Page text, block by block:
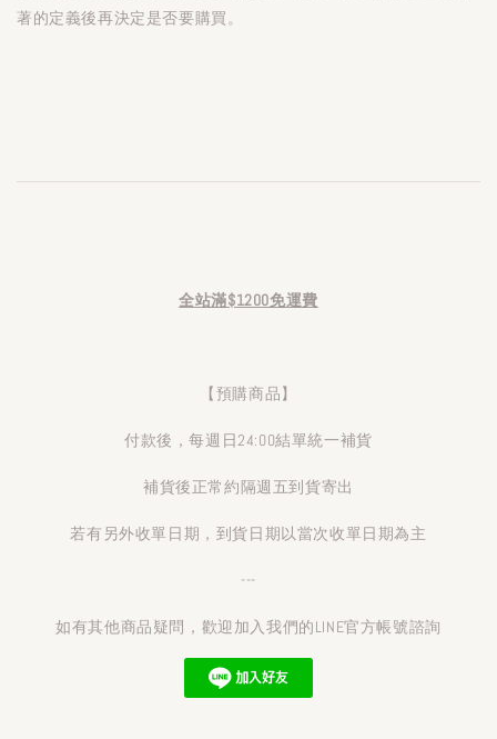
著的定義後再決定是否要購買。
全站滿$1200免運費
【預購商品】
付款後，每週日24:00結單統一補貨
補貨後正常約隔週五到貨寄出
若有另外收單日期，到貨日期以當次收單日期為主
---
如有其他商品疑問，歡迎加入我們的LINE官方帳號諮詢